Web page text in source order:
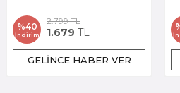
%40
İndirim
2.799TL
1.679 TL
GELINCE HABER VER